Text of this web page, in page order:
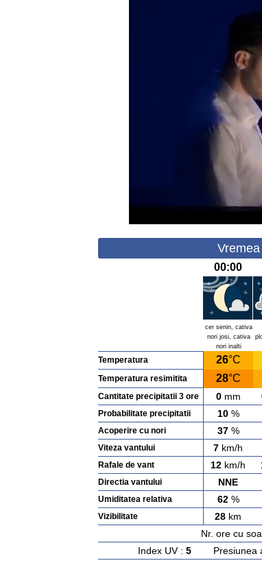
00:00
cer senin, cativa
nori josi, cativa
nori inalti
Temperatura 26°C
Temperatura resimitita 28°C
Cantitate precipitatii 3 ore 0mm
Probabilitate precipitatii 10%
Acoperire cu nori 37%
Viteza vantului 7 km/h
Rafale de vant 12 km/h
Directia vantului NNE
Umiditatea relativa 62%
Vizibilitate 28 km
Nr. ore cu
Index UV : 5 Presiunea